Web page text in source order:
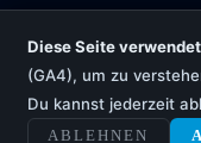
Diese Seite
(GA4), um zu
Du kannst jederzeit
ABLEHNEN